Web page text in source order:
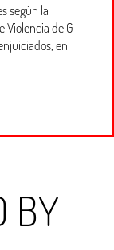
según la
Violencia de G
en
BY